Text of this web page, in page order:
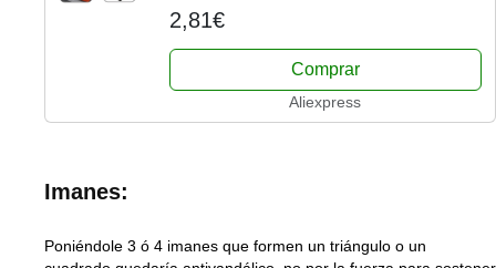
acampar, viajes al aire libre, tamaño
S/L/XXL
2,81€
Comprar
Aliexpress
Imanes:
Poniéndole 3 ó 4 imanes que formen un triángulo o un